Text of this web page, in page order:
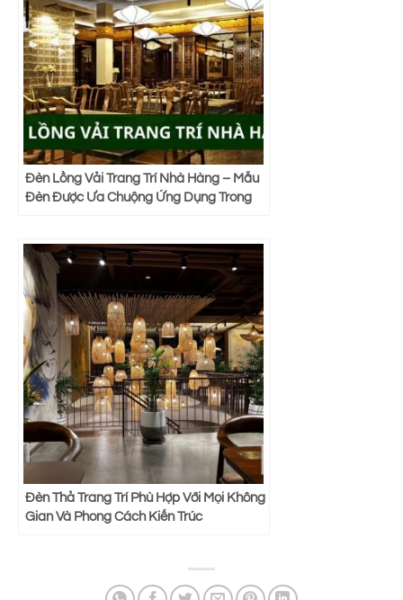
Đèn Lồng Vải Trang Trí Nhà Hàng – Mẫu
Đèn Được Ưa Chuộng Ứng Dụng Trong
Đèn Thả Trang Trí Phù Hợp Với Mọi Không
Gian Và Phong Cách Kiến Trúc